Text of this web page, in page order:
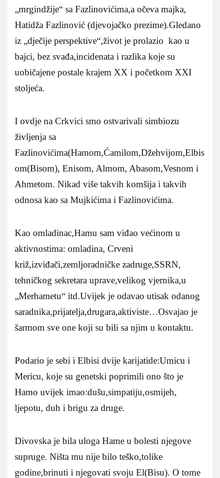
„mrgindžije“ sa Fazlinovićima,a očeva majka,
Hatidža Fazlinović (djevojačko prezime).Gledano
iz „dječije perspektive“,život je prolazio kao u
bajci, bez svađa,incidenata i razlika koje su
uobičajene postale krajem XX i početkom XXI
stoljeća.
I ovdje na Crkvici smo ostvarivali simbiozu
življenja sa
Fazlinovićima(Hamom,Ćamilom,Džehvijom,Elbis
om(Bisom), Enisom, Almom, Abasom,Vesnom i
Ahmetom. Nikad više takvih komšija i takvih
odnosa kao sa Mujkićima i Fazlinovićima.
Kao omladinac,Hamu sam viđao većinom u
aktivnostima: omladina, Crveni
križ,izviđači,zemljoradničke zadruge,SSRN,
tehničkog sekretara uprave,velikog vjernika,u
„Merhametu“ itd.Uvijek je odavao utisak odanog
saradnika,prijatelja,drugara,aktiviste…Osvajao je
šarmom sve one koji su bili sa njim u kontaktu.
Podario je sebi i Elbisi dvije karijatide:Umicu i
Mericu, koje su genetski poprimili ono što je
Hamo uvijek imao:dušu,simpatiju,osmijeh,
ljepotu, duh i brigu za druge.
Divovska je bila uloga Hame u bolesti njegove
supruge. Ništa mu nije bilo teško,tolike
godine,brinuti i njegovati svoju El(Bisu). O tome